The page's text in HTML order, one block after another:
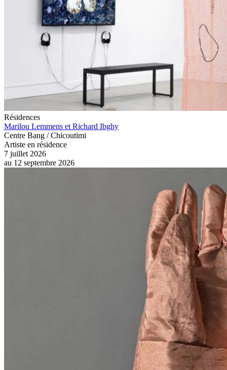
Résidences
Marilou Lemmens et Richard Ibghy
Centre Bang / Chicoutimi
Artiste en résidence
7 juillet 2026
au 12 septembre 2026